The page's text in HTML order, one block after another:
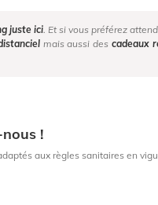
juste ici . Et si vous préférez
mais aussi des cadeaux
!
aux règles sanitaires en